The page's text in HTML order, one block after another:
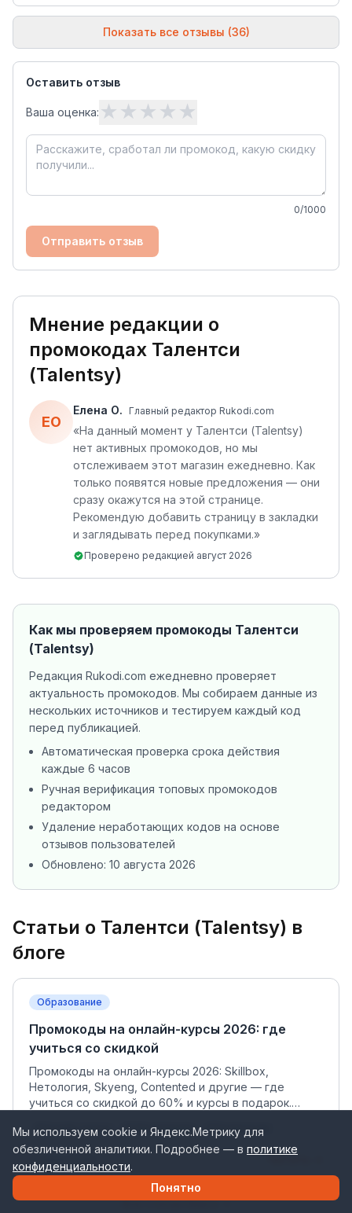
Показать все отзывы (36)
Оставить отзыв
Ваша оценка: ★ ★ ★ ★ ★
0/1000
Отправить отзыв
Мнение редакции о
промокодах Талентси
(Talentsy)
ЕО
Елена О. Главный редактор Rukodi.com
«На данный момент у Талентси (Talentsy)
нет активных промокодов, но мы
отслеживаем этот магазин ежедневно. Как
только появятся новые предложения — они
сразу окажутся на этой странице.
Рекомендую добавить страницу в закладки
и заглядывать перед покупками.»
Проверено редакцией август 2026
Как мы проверяем промокоды Талентси
(Talentsy)
Редакция Rukodi.com ежедневно проверяет
актуальность промокодов. Мы собираем данные из
нескольких источников и тестируем каждый код
перед публикацией.
Автоматическая проверка срока действия
каждые 6 часов
Ручная верификация топовых промокодов
редактором
Удаление неработающих кодов на основе
отзывов пользователей
Обновлено: 10 августа 2026
Статьи о Талентси (Talentsy) в
блоге
Образование
Промокоды на онлайн-курсы 2026: где
учиться со скидкой
Промокоды на онлайн-курсы 2026: Skillbox,
Нетология, Skyeng, Contented и другие — где
учиться со скидкой до 60% и курсы в подарок.
#Онлайн-курсы # Образование #Промокоды
Читать →
Все статьи блога →
Мы используем cookie и Яндекс.Метрику для
обезличенной аналитики. Подробнее — в политике
конфиденциальности.
Понятно